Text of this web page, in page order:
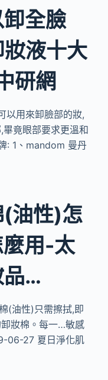
全臉
液十大
研網
以用來卸臉部的妝,
竟眼部要求更溫和
: 1、mandom 曼丹
油性)怎
麼用-太
品…
(油性)只需擦拭,即
妝棉。每一…敏感
06-27 夏日淨化肌